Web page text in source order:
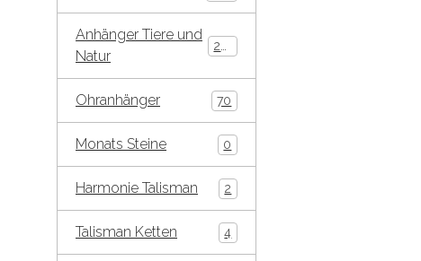
Anhänger Tiere und
Natur
Ohranhänger 70
Monats Steine 0
Harmonie Talisman 2
Talisman Ketten 4